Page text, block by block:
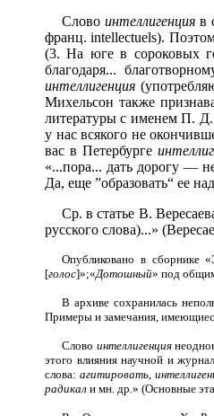
Слово интеллигенцияв
франц. intellectuels).
(3. На юге в сороковых
благодаря...
интеллигенция
Михельсон также
литературы с именем П.
у нас всякого не
вас в Петербурге
«...пора... дать дорогу —
Да, еще ”образовать“ ее
Ср. в статье В.
русского слова)...»
Опубликовано в сборнике
[голос]»;«Дотошный» под
В архиве сохранилась
Примеры и замечания,
Слово интеллигенция
этого влияния научной и
слова:агитировать,
радикал и мн. др.» (Основные